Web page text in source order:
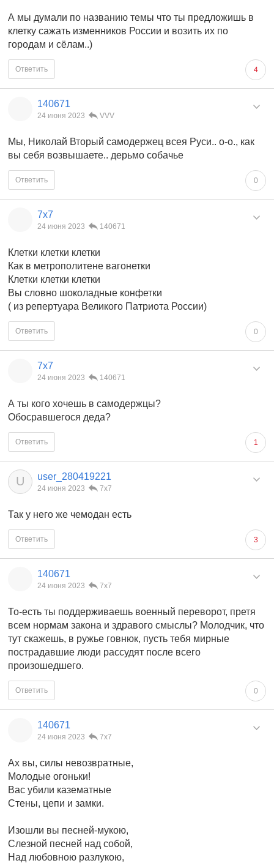
А мы думали по названию темы что ты предложишь в
клетку сажать изменников России и возить их по
городам и сёлам..)
4
Ответить
140671
24 июня 2023 VVV
Мы, Николай Вторый самодержец всея Руси.. о-о., как
вы себя возвышаете.. дерьмо собачье
0
Ответить
7x7
24 июня 2023 140671
Клетки клетки клетки
Как в метрополитене вагонетки
Клетки клетки клетки
Вы словно шоколадные конфетки
( из репертуара Великого Патриота России)
0
Ответить
7x7
24 июня 2023 140671
А ты кого хочешь в самодержцы?
Обосравшегося деда?
1
Ответить
U user_280419221
24 июня 2023 7x7
Так у него же чемодан есть
3
Ответить
140671
24 июня 2023 7x7
То-есть ты поддерживаешь военный переворот, претя
всем нормам закона и здравого смыслы? Молодчик, что
тут скажешь, в ружье говнюк, пусть тебя мирные
пострадавшие люди рассудят после всего
произошедшего.
0
Ответить
140671
24 июня 2023 7x7
Ах вы, силы невозвратные,
Молодые огоньки!
Вас убили казематные
Стены, цепи и замки.
Изошли вы песней-мукою,
Слезной песней над собой,
Над любовною разлукою,